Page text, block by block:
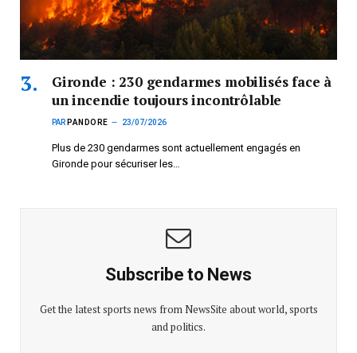
Gironde : 230 gendarmes mobilisés face à
un incendie toujours incontrôlable
PAR PANDORE 23/07/2026
Plus de 230 gendarmes sont actuellement engagés en
Gironde pour sécuriser les…
Subscribe to News
Get the latest sports news from NewsSite about world, sports
and politics.